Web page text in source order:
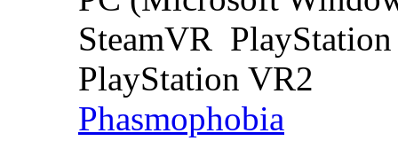
SteamVR
PlayStation VR2
Phasmophobia